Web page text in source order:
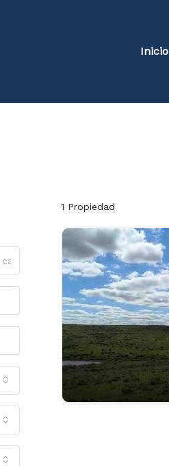
Inicio
1 Propiedad